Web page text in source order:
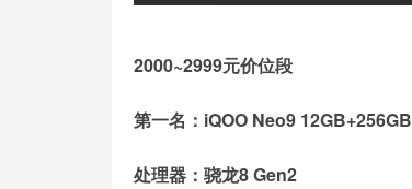
2000~2999元价位段
第一名：iQOO Neo9 12GB+256GB
处理器：骁龙8 Gen2